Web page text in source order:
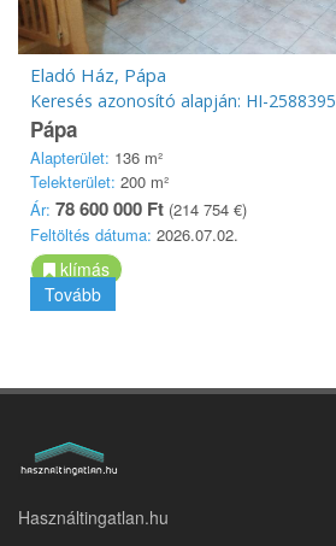
Eladó Ház, Pápa
Keresés azonosító alapján: HI-2588395
Pápa
Alapterület: 136 m²
Telekterület: 200 m²
Ár: 78 600 000 Ft (214 754 €)
Feltöltés dátuma: 2026.07.02.
klímás
Tovább
Használtingatlan.hu